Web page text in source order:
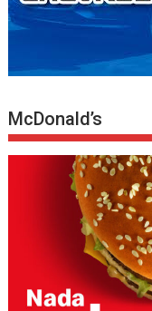
McDonald’s